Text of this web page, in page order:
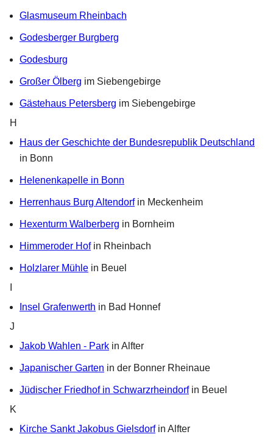
Glasmuseum Rheinbach
Godesberger Burgberg
Godesburg
Großer Ölberg im Siebengebirge
Gästehaus Petersberg im Siebengebirge
H
Haus der Geschichte der Bundesrepublik Deutschland
in Bonn
Helenenkapelle in Bonn
Herrenhaus Burg Altendorfin Meckenheim
Hexenturm Walberberg in Bornheim
Himmeroder Hofin Rheinbach
Holzlarer Mühle in Beuel
Insel Grafenwerth in Bad Honnef
J
Jakob Wahlen - Park in Alfter
Japanischer Garten in der Bonner Rheinaue
Jüdischer Friedhof in Schwarzrheindorfin Beuel
K
Kirche Sankt Jakobus Gielsdorfin Alfter